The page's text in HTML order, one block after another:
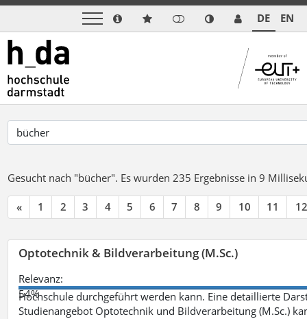
DE EN
Gesucht nach "bücher". Es wurden 235 Ergebnisse in 9
« 1 2 3 4 5 6 7 8 9 10 11 12
Optotechnik & Bildverarbeitung (M.Sc.)
Relevanz:
54%
Hochschule durchgeführt werden kann. Eine detaillierte
Studienangebot Optotechnik und Bildverarbeitung (M.Sc.)